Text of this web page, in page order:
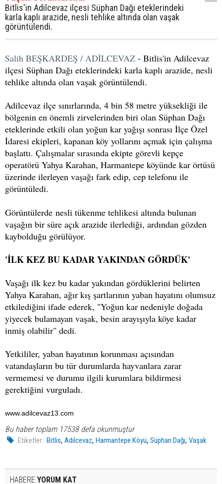
Bitlis'in Adilcevaz ilçesi Süphan Dağı eteklerindeki
karla kaplı arazide, nesli tehlike altında olan vaşak
görüntülendi.
Salih BEŞKARDEŞ / ADİLCEVAZ - Bitlis'in Adilcevaz
ilçesi Süphan Dağı eteklerindeki karla kaplı arazide, nesli
tehlike altında olan vaşak görüntülendi.
Adilcevaz ilçe sınırlarında, 4 bin 58 metre yüksekliği ile
bölgenin en önemli zirvelerinden biri olan Süphan Dağı
eteklerinde etkili olan yoğun kar yağışı sonrası İlçe Özel
İdaresi ekipleri, kapanan köy yollarını açmak için çalışma
başlattı. Çalışmalar sırasında ekipte görevli kepçe
operatörü Yahya Karahan, Harmantepe köyünde kar örtüsü
üzerinde ilerleyen vaşağı fark edip, cep telefonu ile
görüntüledi.
Görüntülerde nesli tükenme tehlikesi altında bulunan
vaşağın bir süre açık arazide ilerlediği, ardından gözden
kaybolduğu görülüyor.
'İLK KEZ BU KADAR YAKINDAN GÖRDÜK'
Vaşağı ilk kez bu kadar yakından gördüklerini belirten
Yahya Karahan, ağır kış şartlarının yaban hayatını olumsuz
etkilediğini ifade ederek, "Yoğun kar nedeniyle doğada
yiyecek bulamayan vaşak, besin arayışıyla köye kadar
inmiş olabilir" dedi.
Yetkililer, yaban hayatının korunması açısından
vatandaşların bu tür durumlarda hayvanlara zarar
vermemesi ve durumu ilgili kurumlara bildirmesi
gerektiğini vurguladı.
www.adilcevaz13.com
Bu haber toplam 17538 defa okunmuştur
Etiketler : Bitlis,Adilcevaz,Harmantepe Köyü,Süphan Dağı,Vaşak
HABERE YORUM KAT